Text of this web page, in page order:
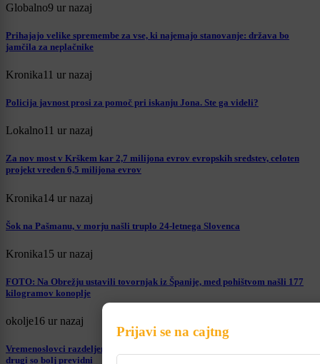
Globalno9 ur nazaj
Prihajajo velike spremembe za vse, ki najemajo stanovanje: država bo
jamčila za neplačnike
Kronika11 ur nazaj
Policija javnost prosi za pomoč pri iskanju Jona. Ste ga videli?
Lokalno11 ur nazaj
Za nov most v Krškem kar 2,7 milijona evrov evropskih sredstev, celoten
projekt vreden 6,5 milijona evrov
Kronika14 ur nazaj
Šok na Pašmanu, v morju našli truplo 24-letnega Slovenca
Kronika15 ur nazaj
FOTO: Na Obrežju ustavili tovornjak iz Španije, med pohištvom našli 177
kilogramov konoplje
okolje16 ur nazaj
Vremenoslovci razdeljeni: Nekateri napovedujejo več kot deset stopinj manj,
drugi so bolj previdni
Prijavi se na cajtng